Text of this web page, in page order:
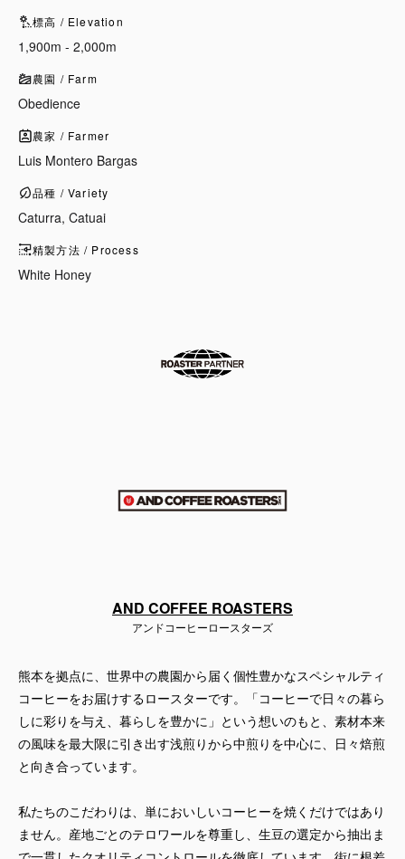
標高 / Elevation
1,900m - 2,000m
農園 / Farm
Obedience
農家 / Farmer
Luis Montero Bargas
品種 / Variety
Caturra, Catuai
精製方法 / Process
White Honey
AND COFFEE ROASTERS
アンドコーヒーロースターズ
熊本を拠点に、世界中の農園から届く個性豊かなスペシャルティ
コーヒーをお届けするロースターです。「コーヒーで日々の暮ら
しに彩りを与え、暮らしを豊かに」という想いのもと、素材本来
の風味を最大限に引き出す浅煎りから中煎りを中心に、日々焙煎
と向き合っています。
私たちのこだわりは、単においしいコーヒーを焼くだけではあり
ません。産地ごとのテロワールを尊重し、生豆の選定から抽出ま